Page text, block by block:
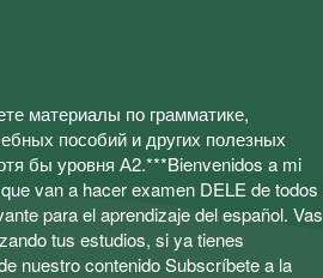
материалы по грамматике,
пособий и других полезных
бы уровня А2.***Bienvenidos a mi
van a hacer examen DELE de todos
para el aprendizaje del español. Vas
tus estudios, si ya tienes
nuestro contenido Subscríbete a la